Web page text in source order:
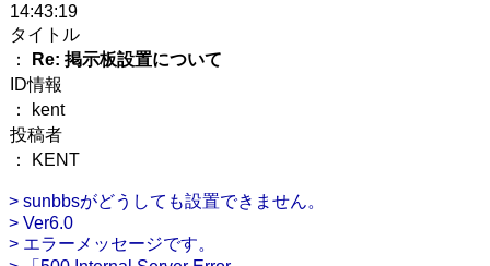
14:43:19
タイトル
：
Re: 掲示板設置について
ID情報
： kent
投稿者
： KENT
> sunbbsがどうしても設置できません。
> Ver6.0
> エラーメッセージです。